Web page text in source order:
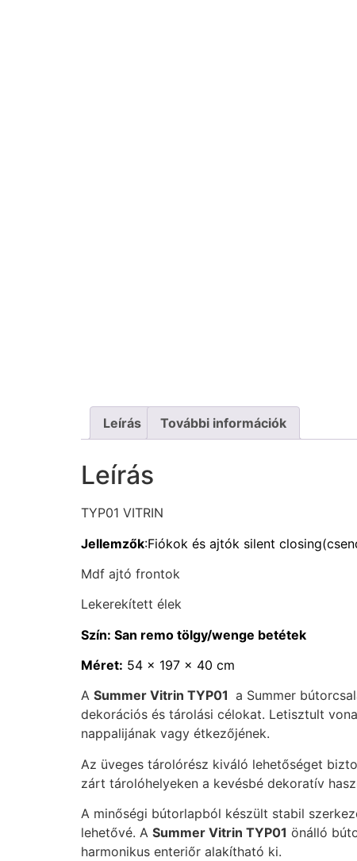
Leírás További információk
Leírás
TYP01 VITRIN
Jellemzők:Fiókok és ajtók silent
Mdf ajtó frontok
Lekerekített élek
Szín: San remo tölgy/wenge betétek
Méret: 54 x 197 x 40 cm
A Summer Vitrin TYP01 a Summer
dekorációs és tárolási célokat. Letisztult
nappalijának vagy étkezőjének.
Az üveges tárolórész kiváló lehetőséget
zárt tárolóhelyeken a kevésbé dekoratív
A minőségi bútorlapból készült stabil
lehetővé. A Summer Vitrin TYP01 önálló
harmonikus enteriőr alakítható ki.